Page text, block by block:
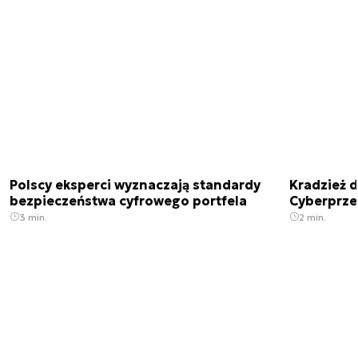
Polscy eksperci wyznaczają standardy
bezpieczeństwa cyfrowego portfela
3 min.
Kradzież
2 min.